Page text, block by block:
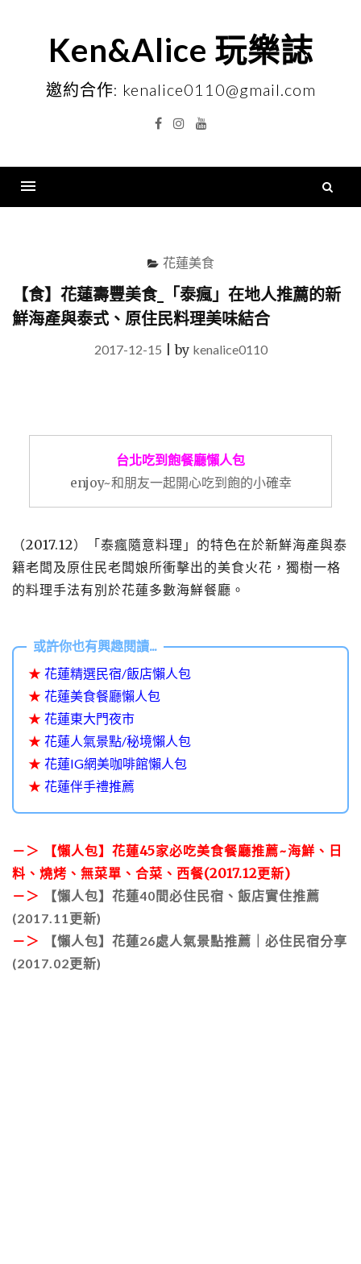
Ken&Alice 玩樂誌
邀約合作: kenalice0110@gmail.com
FacebookInstagramYouTube
花蓮美食
【食】花蓮壽豐美食_「泰瘋」在地人推薦的新
鮮海產與泰式、原住民料理美味結合
2017-12-15 |by kenalice0110
台北吃到飽餐廳懶人包
enjoy~和朋友一起開心吃到飽的小確幸
（2017.12）「泰瘋隨意料理」的特色在於新鮮海產與泰
籍老闆及原住民老闆娘所衝擊出的美食火花，獨樹一格
的料理手法有別於花蓮多數海鮮餐廳。
★ 花蓮精選民宿/飯店懶人包
★ 花蓮美食餐廳懶人包
★ 花蓮東大門夜市
★ 花蓮人氣景點/秘境懶人包
★ 花蓮IG網美咖啡館懶人包
★ 花蓮伴手禮推薦
－＞ 【懶人包】花蓮45家必吃美食餐廳推薦~海鮮、日
料、燒烤、無菜單、合菜、西餐(2017.12更新)
－＞
【懶人包】花蓮40間必住民宿、飯店實住推薦
(2017.11更新)
－＞
【懶人包】花蓮26處人氣景點推薦｜必住民宿分享
(2017.02更新)